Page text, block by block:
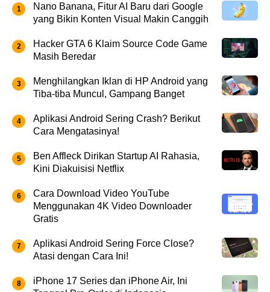
Nano Banana, Fitur AI Baru dari Google
yang Bikin Konten Visual Makin Canggih
Hacker GTA 6 Klaim Source Code Game
Masih Beredar
Menghilangkan Iklan di HP Android yang
Tiba-tiba Muncul, Gampang Banget
Aplikasi Android Sering Crash? Berikut
Cara Mengatasinya!
Ben Affleck Dirikan Startup AI Rahasia,
Kini Diakuisisi Netflix
Cara Download Video YouTube
Menggunakan 4K Video Downloader
Gratis
Aplikasi Android Sering Force Close?
Atasi dengan Cara Ini!
iPhone 17 Series dan iPhone Air, Ini